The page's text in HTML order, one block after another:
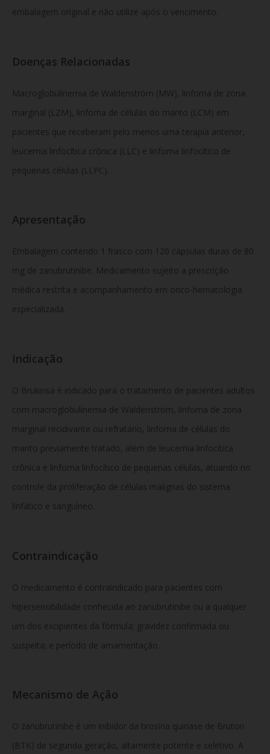
embalagem original e não utilize após o vencimento.
Doenças Relacionadas
Macroglobulinemia de Waldenström (MW), linfoma de zona
marginal (LZM), linfoma de células do manto (LCM) em
pacientes que receberam pelo menos uma terapia anterior,
leucemia linfocítica crônica (LLC) e linfoma linfocítico de
pequenas células (LLPC).
Apresentação
Embalagem contendo 1 frasco com 120 cápsulas duras de 80
mg de zanubrutinibe. Medicamento sujeito a prescrição
médica restrita e acompanhamento em onco-hematologia
especializada.
Indicação
O Brukinsa é indicado para o tratamento de pacientes adultos
com macroglobulinemia de Waldenström, linfoma de zona
marginal recidivante ou refratário, linfoma de células do
manto previamente tratado, além de leucemia linfocítica
crônica e linfoma linfocítico de pequenas células, atuando no
controle da proliferação de células malignas do sistema
linfático e sanguíneo.
Contraindicação
O medicamento é contraindicado para pacientes com
hipersensibilidade conhecida ao zanubrutinibe ou a qualquer
um dos excipientes da fórmula; gravidez confirmada ou
suspeita; e período de amamentação.
Mecanismo de Ação
O zanubrutinibe é um inibidor da tirosina quinase de Bruton
(BTK) de segunda geração, altamente potente e seletivo. A